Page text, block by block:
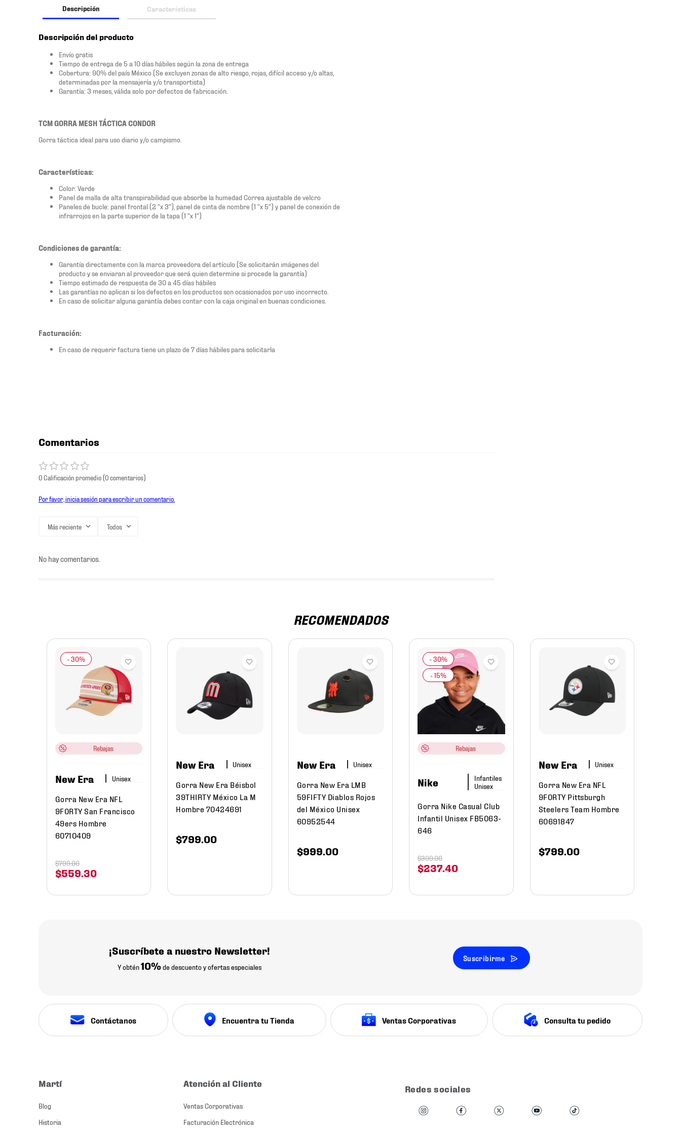
Descripción Características
Descripción del producto
Envío gratis
Tiempo de entrega de 5 a 10 días hábiles según la zona de entrega
Cobertura: 90% del país México (Se excluyen zonas de alto riesgo, rojas, difícil acceso y/o altas,
determinadas por la mensajería y/o transportista)
Garantía: 3 meses, válida solo por defectos de fabricación.
TCM GORRA MESH TÁCTICA CONDOR
Gorra táctica ideal para uso diario y/o campismo.
Características:
Color: Verde
Panel de malla de alta transpirabilidad que absorbe la humedad Correa ajustable de velcro
Paneles de bucle: panel frontal (2 "x 3"), panel de cinta de nombre (1 "x 5") y panel de conexión de
infrarrojos en la parte superior de la tapa (1 "x 1")
Condiciones de garantía:
Garantía directamente con la marca proveedora del artículo (Se solicitarán imágenes del
producto y se enviaran al proveedor que será quien determine si procede la garantía)
Tiempo estimado de respuesta de 30 a 45 días hábiles
Las garantías no aplican si los defectos en los productos son ocasionados por uso incorrecto.
En caso de solicitar alguna garantía debes contar con la caja original en buenas condiciones.
Facturación:
En caso de requerir factura tiene un plazo de 7 días hábiles para solicitarla
Comentarios
0 Calificación promedio(0 comentarios)
Por favor, inicia sesión para escribir un comentario.
Más reciente Todos
No hay comentarios.
RECOMENDADOS
Rebajas
New Era
Gorra New Era NFL
9FORTY San Francisco
49ers Hombre
60710409
$559.30
$799.00
New Era
Gorra New Era Béisbol
39THIRTY México La M
Hombre 70424691
$799.00
New Era
Gorra New Era LMB
59FIFTY Diablos Rojos
del México Unisex
60952544
$999.00
Rebajas
Nike
Gorra Nike Casual Club
Infantil Unisex FB5063-
646
$237.40
$399.00
New Era
Gorra New Era NFL
9FORTY Pittsburgh
Steelers Team Hombre
60691847
$799.00
¡Suscríbete a nuestro Newsletter!
Y obtén10% de descuento y ofertas especiales
Suscribirme
Contáctanos Encuentra tu Tienda Ventas Corporativas Consulta tu pedido
Martí
Blog
Historia
Atención al Cliente
Ventas Corporativas
Facturación Electrónica
Redes sociales